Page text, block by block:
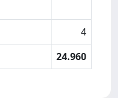
4
24.960